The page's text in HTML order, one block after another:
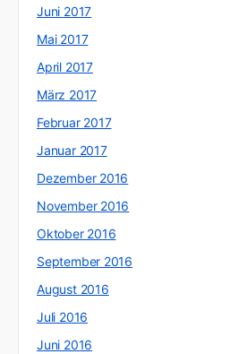
Juni 2017
Mai 2017
April 2017
März 2017
Februar 2017
Januar 2017
Dezember 2016
November 2016
Oktober 2016
September 2016
August 2016
Juli 2016
Juni 2016